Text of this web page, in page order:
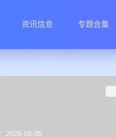
资讯信息 专题合集
2026-05-05